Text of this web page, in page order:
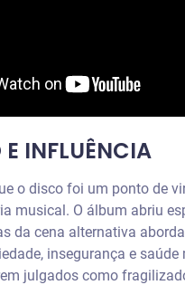
INFLUÊNCIA
o disco foi um ponto de
musical. O álbum abriu
da cena alternativa
insegurança e saúde
julgados como